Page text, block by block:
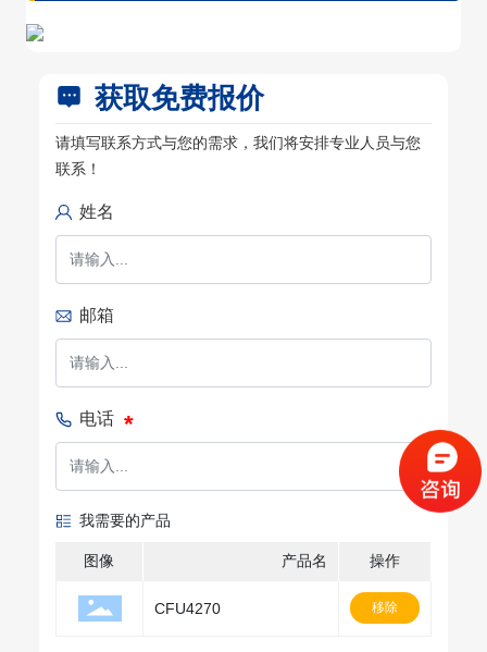
获取免费报价
请填写联系方式与您的需求，我们将安排专业人员与您
联系！
姓名
邮箱
电话
我需要的产品
图像 产品名 操作
CFU4270 移除